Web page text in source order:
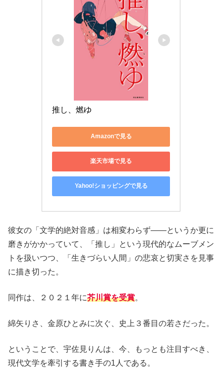
推し、燃ゆ
Amazonで見る
楽天市場で見る
Yahoo!ショッピングで見る
彼女の「文学的絶対音感」は相変わらず――というか更に
磨きがかかっていて、「推し」という現代的なムーブメン
トを扱いつつ、「生きづらい人間」の悲哀と切実さを見事
に描き切った。
同作は、２０２１年に芥川賞を受賞。
綿矢りさ、金原ひとみに次ぐ、史上３番目の若さだった。
ということで、宇佐見りんは、今、もっとも注目すべき、
現代文学を牽引する書き手の1人である。